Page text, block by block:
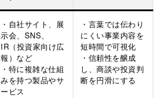
・自社サイト、展
示会、SNS、
IR（投資家向け広
報）など
・特に複雑な仕組
みを持つ製品やサ
ービス
・言葉では伝わり
にくい事業内容を
短時間で可視化
・信頼性を醸成
し、商談や投資判
断を円滑にする